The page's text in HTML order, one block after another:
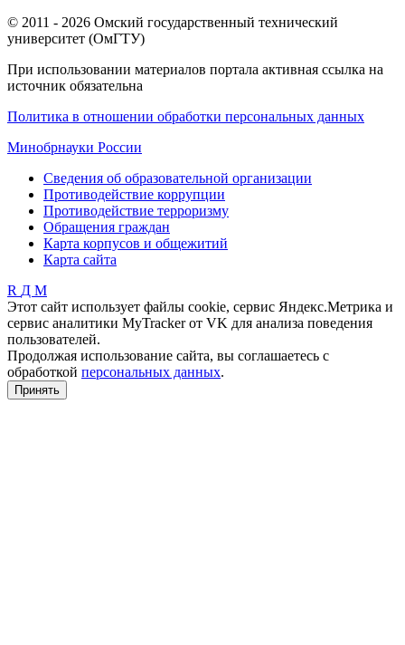
© 2011 - 2026 Омский государственный технический
университет (ОмГТУ)
При использовании материалов портала активная ссылка на
источник обязательна
Политика в отношении обработки персональных данных
Минобрнауки России
Сведения об образовательной организации
Противодействие коррупции
Противодействие терроризму
Обращения граждан
Карта корпусов и общежитий
Карта сайта
R Д М
Этот сайт использует файлы cookie, сервис Яндекс.Метрика и
сервис аналитики MyTracker от VK для анализа поведения
пользователей.
Продолжая использование сайта, вы соглашаетесь с
обработкой персональных данных.
Принять